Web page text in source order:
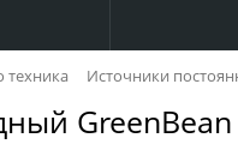
техника Источники
GreenBean